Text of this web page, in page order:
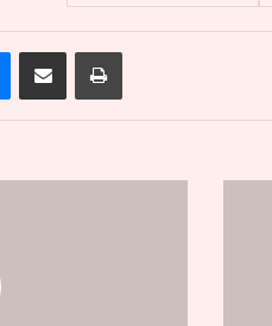
MessengerPartager par email Imprimer